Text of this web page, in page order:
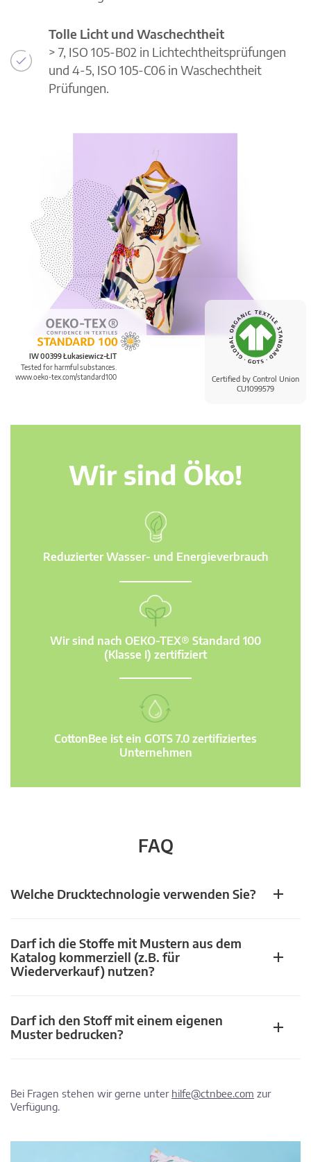
Certified by Control Union
CU1099579
IW 00399 Łukasiewicz-ŁIT
Tested for harmful substances.
www.oeko-tex.com/standard100
Tolle Licht und Waschechtheit
> 7, ISO 105-B02 in Lichtechtheitsprüfungen
und 4-5, ISO 105-C06 in Waschechtheit
Prüfungen.
Wir sind Öko!
Reduzierter Wasser- und Energieverbrauch
Wir sind nach OEKO-TEX® Standard 100
(Klasse I) zertifiziert
CottonBee ist ein GOTS 7.0 zertifiziertes
Unternehmen
FAQ
Welche Drucktechnologie verwenden Sie?
Darf ich die Stoffe mit Mustern aus dem
Katalog kommerziell (z.B. für
Wiederverkauf) nutzen?
Darf ich den Stoff mit einem eigenen
Muster bedrucken?
Bei Fragen stehen wir gerne unter hilfe@ctnbee.com zur
Verfügung.